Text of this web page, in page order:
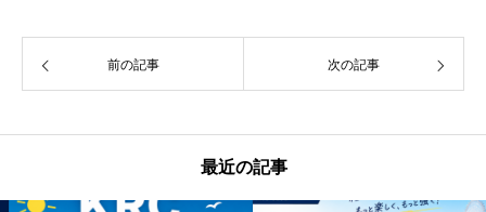
前の記事 次の記事
最近の記事